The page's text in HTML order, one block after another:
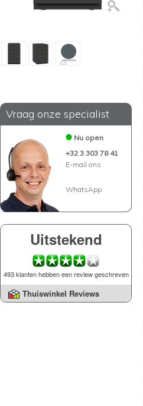
Vraag onze specialist
Nu open
+32 3 303 78 41
E-mail ons
WhatsApp
Uitstekend
493 klanten hebben een review geschreven
Thuiswinkel Reviews